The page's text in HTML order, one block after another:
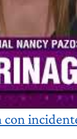
con